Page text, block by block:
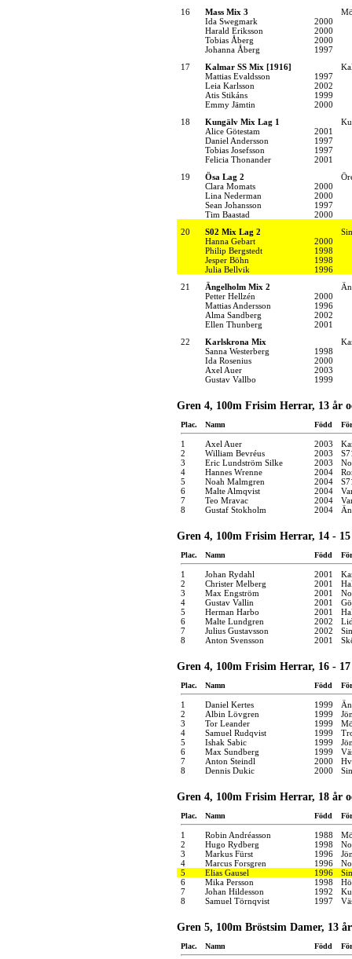
16
Mass Mix 3
Ida Swegmark
2000
Harald Eriksson
2000
Tobias Åberg
2000
Johanna Åberg
1997
17
Kalmar SS Mix [1916]
Mattias Evaldsson
1997
Leia Karlsson
2002
Atis Stikáns
1999
Emmy Jämtin
2000
18
Kungälv Mix Lag 1
Alice Götestam
2001
Daniel Andersson
1997
Tobias Josefsson
1997
Felicia Thonander
2001
19
Ösa Lag 2
Clara Momats
2000
Lina Nederman
2000
Sean Johansson
1997
Tim Baastad
2000
20
S02 Mix Lag 2
Hanna Gebart
2000
Philip Bergstedt
1998
Jesper Böhn
1998
Julia Bellvik
1996
21
Ängelholm Mix 2
Petter Hellzén
2000
Mattias Andersson
1996
Alma Sandberg
2002
Ellen Thunberg
2001
22
Karlskrona Mix
Sanna Westerberg
1998
Ida Rosenius
2000
Axel Auer
2003
Gustav Vallbo
1999
Gren 4, 100m Frisim Herrar, 13 år
Plac. Namn Född
1 Axel Auer 2003
2
William Bevréus 2003
3
Eric Lundström Silke 2003
4
Hannes Wrenne 2004
5
Noah Malmgren 2004
6
Malte Almqvist 2004
7
Teo Mravac 2004
8
Gustaf Stokholm 2004
Gren 4, 100m Frisim Herrar, 14 -
Plac. Namn Född
1 Johan Rydahl 2001
2
Christer Melberg 2001
3
Max Engström 2001
4
Gustav Vallin 2001
5
Herman Harbo 2001
6
Malte Lundgren 2002
7
Julius Gustavsson 2002
8
Anton Svensson 2001
Gren 4, 100m Frisim Herrar, 16 -
Plac. Namn Född
1 Daniel Kertes 1999
2
Albin Lövgren 1999
3
Tor Leander 1999
4
Samuel Rudqvist 1999
5
Ishak Sabic 1999
6
Max Sundberg 1999
7
Anton Steindl 2000
8
Dennis Dukic 2000
Gren 4, 100m Frisim Herrar, 18 år
Plac. Namn Född
1 Robin Andréasson 1988
2
Hugo Rydberg 1998
3
Markus Fürst 1996
4
Marcus Forsgren 1996
5
Elias Gausel 1996
6
Mika Persson 1998
7
Johan Hildesson 1992
8
Samuel Törnqvist 1997
Gren 5, 100m Bröstsim Damer, 13
Plac. Namn Född